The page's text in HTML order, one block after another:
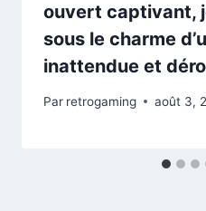
ouvert captivant,
sous le charme
inattendue et
Par retrogaming août 3,